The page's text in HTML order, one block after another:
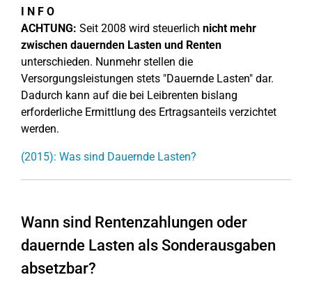
I N F O
ACHTUNG: Seit 2008 wird steuerlich nicht mehr
zwischen dauernden Lasten und Renten
unterschieden. Nunmehr stellen die
Versorgungsleistungen stets "Dauernde Lasten" dar.
Dadurch kann auf die bei Leibrenten bislang
erforderliche Ermittlung des Ertragsanteils verzichtet
werden.
(2015): Was sind Dauernde Lasten?
Wann sind Rentenzahlungen oder
dauernde Lasten als Sonderausgaben
absetzbar?